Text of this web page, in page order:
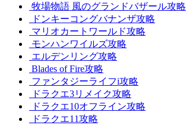
牧場物語 風のグランドバザール攻略
ドンキーコングバナンザ攻略
マリオカートワールド攻略
モンハンワイルズ攻略
エルデンリング攻略
Blades of Fire攻略
ファンタジーライフi攻略
ドラクエ3リメイク攻略
ドラクエ10オフライン攻略
ドラクエ11攻略